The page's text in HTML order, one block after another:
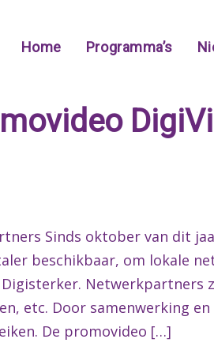
Home Programma’s
Sinds oktober van dit
beschikbaar, om lokale
Netwerkpartners
etc. Door samenwerking
De promovideo […]